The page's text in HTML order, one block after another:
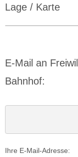
Lage / Karte
E-Mail an
Bahnhof:
Ihre E-Mail-Adresse: